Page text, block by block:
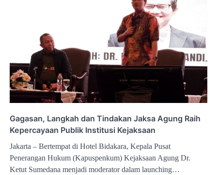
Gagasan, Langkah dan Tindakan Jaksa Agung Raih
Kepercayaan Publik Institusi Kejaksaan
Jakarta – Bertempat di Hotel Bidakara, Kepala Pusat
Penerangan Hukum (Kapuspenkum) Kejaksaan Agung Dr.
Ketut Sumedana menjadi moderator dalam launching…